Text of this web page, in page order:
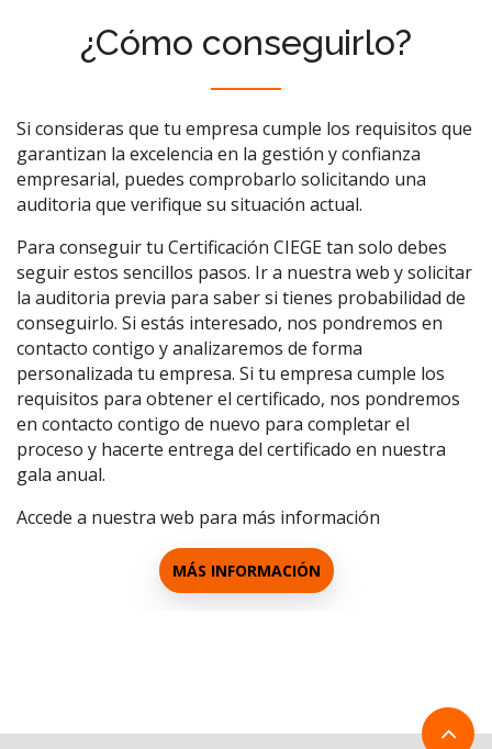
¿Cómo conseguirlo?
Si consideras que tu empresa cumple los requisitos que
garantizan la excelencia en la gestión y confianza
empresarial, puedes comprobarlo solicitando una
auditoria que verifique su situación actual.
Para conseguir tu Certificación CIEGE tan solo debes
seguir estos sencillos pasos. Ir a nuestra web y solicitar
la auditoria previa para saber si tienes probabilidad de
conseguirlo. Si estás interesado, nos pondremos en
contacto contigo y analizaremos de forma
personalizada tu empresa. Si tu empresa cumple los
requisitos para obtener el certificado, nos pondremos
en contacto contigo de nuevo para completar el
proceso y hacerte entrega del certificado en nuestra
gala anual.
Accede a nuestra web para más información
MÁS INFORMACIÓN